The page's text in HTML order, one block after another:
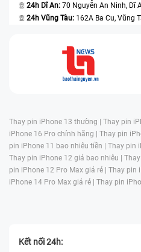
24h Dĩ An: 70 Nguyễn An Ninh, Dĩ
24h Vũng Tàu: 162A Ba Cu, Vũng
Thay pin iPhone 13 thường | Thay pin
iPhone 16 Pro chính hãng | Thay pin
pin iPhone 11 bao nhiêu tiền | Thay pin
Thay pin iPhone 12 giá bao nhiêu |
pin iPhone 12 Pro Max giá rẻ | Thay pin
iPhone 14 Pro Max giá rẻ | Thay pin
Kết nối 24h: